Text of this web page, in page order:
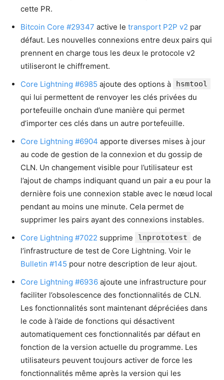
cette PR.
Bitcoin Core #29347 active le transport P2P v2 par
défaut. Les nouvelles connexions entre deux pairs qui
prennent en charge tous les deux le protocole v2
utiliseront le chiffrement.
Core Lightning #6985 ajoute des options à hsmtool
qui lui permettent de renvoyer les clés privées du
portefeuille onchain d’une manière qui permet
d’importer ces clés dans un autre portefeuille.
Core Lightning #6904 apporte diverses mises à jour
au code de gestion de la connexion et du gossip de
CLN. Un changement visible pour l’utilisateur est
l’ajout de champs indiquant quand un pair a eu pour la
dernière fois une connexion stable avec le nœud local
pendant au moins une minute. Cela permet de
supprimer les pairs ayant des connexions instables.
Core Lightning #7022 supprime lnprototest
de
l’infrastructure de test de Core Lightning. Voir le
Bulletin #145 pour notre description de leur ajout.
Core Lightning #6936 ajoute une infrastructure pour
faciliter l’obsolescence des fonctionnalités de CLN.
Les fonctionnalités sont maintenant dépréciées dans
le code à l’aide de fonctions qui désactivent
automatiquement ces fonctionnalités par défaut en
fonction de la version actuelle du programme. Les
utilisateurs peuvent toujours activer de force les
fonctionnalités même après la version qui les